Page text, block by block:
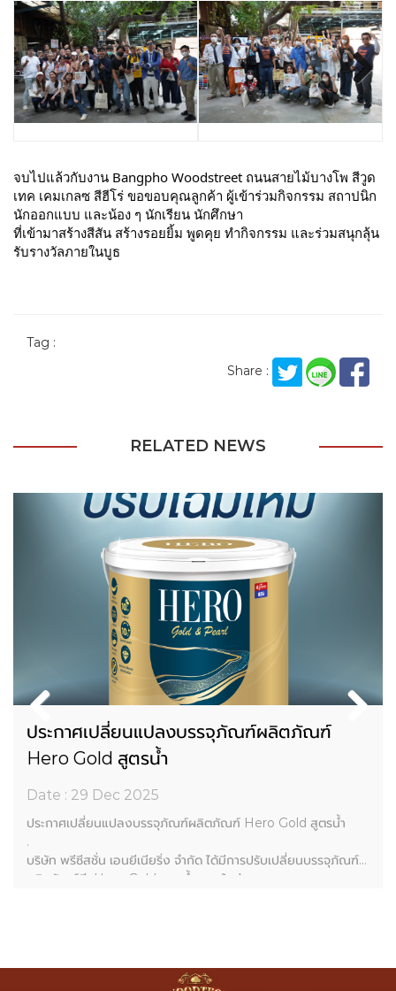
Next
จบไปแล้วกับงาน Bangpho Woodstreet ถนนสายไม้บางโพ สีวูด
เทค เคมเกลซ สีฮีโร่ ขอขอบคุณลูกค้า ผู้เข้าร่วมกิจกรรม สถาปนิก
นักออกแบบ และน้อง ๆ นักเรียน นักศึกษา
ที่เข้ามาสร้างสีสัน สร้างรอยยิ้ม พูดคุย ทำกิจกรรม และร่วมสนุกลุ้น
รับรางวัลภายในบูธ
Tag :
Share :
RELATED NEWS
ประกาศเปลี่ยนแปลงบรรจุภัณฑ์ผลิตภัณฑ์
Hero Gold สูตรน้ำ
Date : 29 Dec 2025
ประกาศเปลี่ยนแปลงบรรจุภัณฑ์ผลิตภัณฑ์ Hero Gold สูตรน้ำ
.
บริษัท พรีซีสชั่น เอนยีเนียริ่ง จำกัด ได้มีการปรับเปลี่ยนบรรจุภัณฑ์
ผลิตภัณฑ์สี Hero Gold สูตรน้ำ แบบใหม่
ษัทฯ แต่อย่างใด